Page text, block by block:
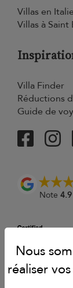
Villas en Italie
Villas à Saint
Villa Finder
Réductions
Guide de
Note 4.9